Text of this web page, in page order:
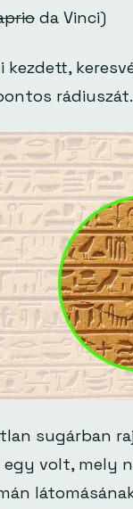
da Vinci)
kezdett,
rádiuszát.
sugárban
volt, mely